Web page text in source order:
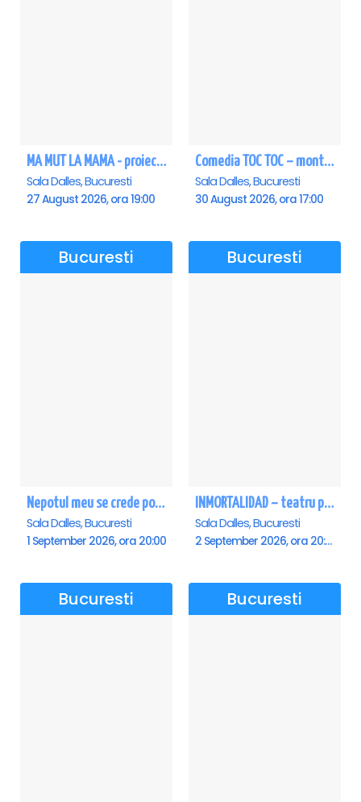
MA MUT LA MAMA - proiectie film Dalles
Sala Dalles, Bucuresti
27 August 2026, ora 19:00
Comedia TOC TOC – montarea originală
Sala Dalles, Bucuresti
30 August 2026, ora 17:00
Bucuresti
Nepotul meu se crede poet - Sala Dalles
Sala Dalles, Bucuresti
1 September 2026, ora 20:00
Bucuresti
INMORTALIDAD – teatru poetic cu Magda Catone & Maxim Belciug
Sala Dalles, Bucuresti
2 September 2026, ora 20:00
Bucuresti Bucuresti